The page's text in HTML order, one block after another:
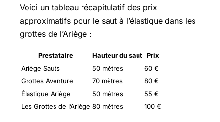
Voici un tableau récapitulatif des prix
approximatifs pour le saut à l’élastique dans les
grottes de l’Ariège :
Prestataire Hauteur du saut Prix
Ariège Sauts
50 mètres
60 €
Grottes Aventure
70 mètres
80 €
Élastique Ariège
50 mètres
55 €
Les Grottes de l’Ariège 80 mètres 100 €